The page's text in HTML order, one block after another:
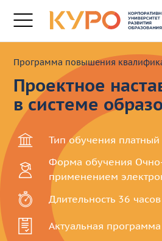
Программа повышения
Проектное
в системе
Тип обучения платный
Форма обучения
применением
Длительность 36 часов
Актуальная программа